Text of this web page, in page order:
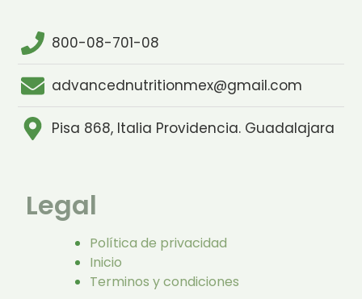
800-08-701-08
advancednutritionmex@gmail.com
Pisa 868, Italia Providencia. Guadalajara
Legal
Política de privacidad
Inicio
Terminos y condiciones